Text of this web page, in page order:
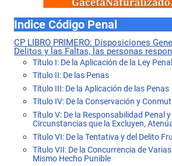
Indice Código Penal
CP LIBRO PRIMERO: Disposiciones
Delitos y las Faltas, las personas
Título I: De la Aplicación de la Ley Penal
Título II: De las Penas
Título III: De la Aplicación de las Penas
Título IV: De la Conservación y
Título V: De la Responsabilidad Penal
Circunstancias que la Excluyen,
Título VI: De la Tentativa y del Delito
Título VII: De la Concurrencia de
Mismo Hecho Punible